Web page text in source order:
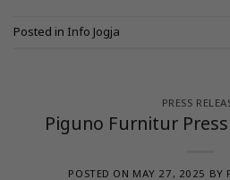
Posted in Info Jogja
PRESS
Piguno Furnitur Press
POSTED ON MAY 27, 2025 BY